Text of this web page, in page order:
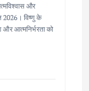
और
2026। विष्णु के
आत्मनिर्भरता को